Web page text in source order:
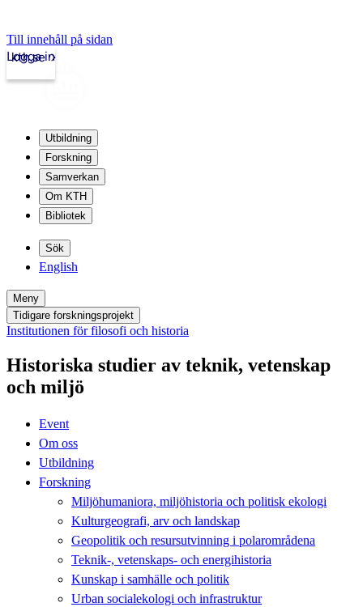
Till innehåll på sidan
kth.se
Logga in
Utbildning
Forskning
Samverkan
Om KTH
Bibliotek
Sök
English
Meny
Tidigare forskningsprojekt
Institutionen för filosofi och historia
Historiska studier av teknik, vetenskap
och miljö
Event
Om oss
Utbildning
Forskning
Miljöhumaniora, miljöhistoria och politisk ekologi
Kulturgeografi, arv och landskap
Geopolitik och resursutvinning i polarområdena
Teknik-, vetenskaps- och energihistoria
Kunskap i samhälle och politik
Urban socialekologi och infrastruktur